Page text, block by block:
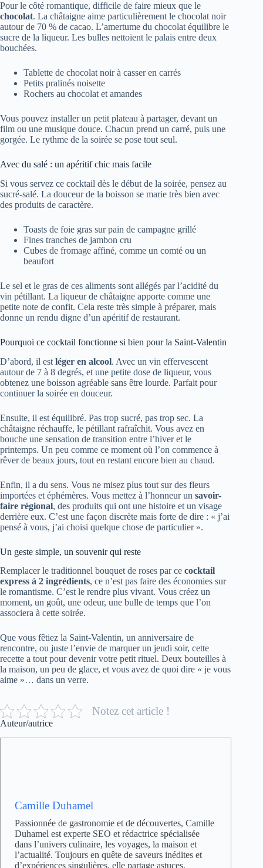
Pour le côté romantique, difficile de faire mieux que le
chocolat. La châtaigne aime particulièrement le chocolat noir
autour de 70 % de cacao. L’amertume du chocolat équilibre le
sucre de la liqueur. Les bulles nettoient le palais entre deux
bouchées.
Tablette de chocolat noir à casser en carrés
Petits pralinés noisette
Rochers au chocolat et amandes
Vous pouvez installer un petit plateau à partager, devant un
film ou une musique douce. Chacun prend un carré, puis une
gorgée. Le rythme de la soirée se pose tout seul.
Avec du salé : un apéritif chic mais facile
Si vous servez ce cocktail dès le début de la soirée, pensez au
sucré-salé. La douceur de la boisson se marie très bien avec
des produits de caractère.
Toasts de foie gras sur pain de campagne grillé
Fines tranches de jambon cru
Cubes de fromage affiné, comme un comté ou un
beaufort
Le sel et le gras de ces aliments sont allégés par l’acidité du
vin pétillant. La liqueur de châtaigne apporte comme une
petite note de confit. Cela reste très simple à préparer, mais
donne un rendu digne d’un apéritif de restaurant.
Pourquoi ce cocktail fonctionne si bien pour la Saint-Valentin
D’abord, il est léger en alcool. Avec un vin effervescent
autour de 7 à 8 degrés, et une petite dose de liqueur, vous
obtenez une boisson agréable sans être lourde. Parfait pour
continuer la soirée en douceur.
Ensuite, il est équilibré. Pas trop sucré, pas trop sec. La
châtaigne réchauffe, le pétillant rafraîchit. Vous avez en
bouche une sensation de transition entre l’hiver et le
printemps. Un peu comme ce moment où l’on commence à
rêver de beaux jours, tout en restant encore bien au chaud.
Enfin, il a du sens. Vous ne misez plus tout sur des fleurs
importées et éphémères. Vous mettez à l’honneur un savoir-
faire régional, des produits qui ont une histoire et un visage
derrière eux. C’est une façon discrète mais forte de dire : « j’ai
pensé à vous, j’ai choisi quelque chose de particulier ».
Un geste simple, un souvenir qui reste
Remplacer le traditionnel bouquet de roses par ce cocktail
express à 2 ingrédients, ce n’est pas faire des économies sur
le romantisme. C’est le rendre plus vivant. Vous créez un
moment, un goût, une odeur, une bulle de temps que l’on
associera à cette soirée.
Que vous fêtiez la Saint-Valentin, un anniversaire de
rencontre, ou juste l’envie de marquer un jeudi soir, cette
recette a tout pour devenir votre petit rituel. Deux bouteilles à
la maison, un peu de glace, et vous avez de quoi dire « je vous
aime »… dans un verre.
Notez cet article !
Auteur/autrice
Camille Duhamel
Passionnée de gastronomie et de découvertes, Camille
Duhamel est experte SEO et rédactrice spécialisée
dans l’univers culinaire, les voyages, la maison et
l’actualité. Toujours en quête de saveurs inédites et
d’expériences singulières, elle partage astuces,